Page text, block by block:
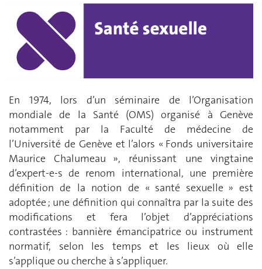
En 1974, lors d’un séminaire de l’Organisation
mondiale de la Santé (OMS) organisé à Genève
notamment par la Faculté de médecine de
l’Université de Genève et l’alors « Fonds universitaire
Maurice Chalumeau », réunissant une vingtaine
d’expert-e-s de renom international, une première
définition de la notion de « santé sexuelle » est
adoptée ; une définition qui connaîtra par la suite des
modifications et fera l’objet d’appréciations
contrastées : bannière émancipatrice ou instrument
normatif, selon les temps et les lieux où elle
s’applique ou cherche à s’appliquer.